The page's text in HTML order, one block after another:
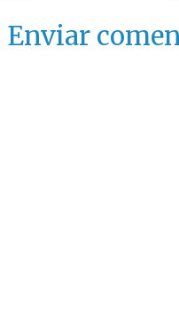
Enviar